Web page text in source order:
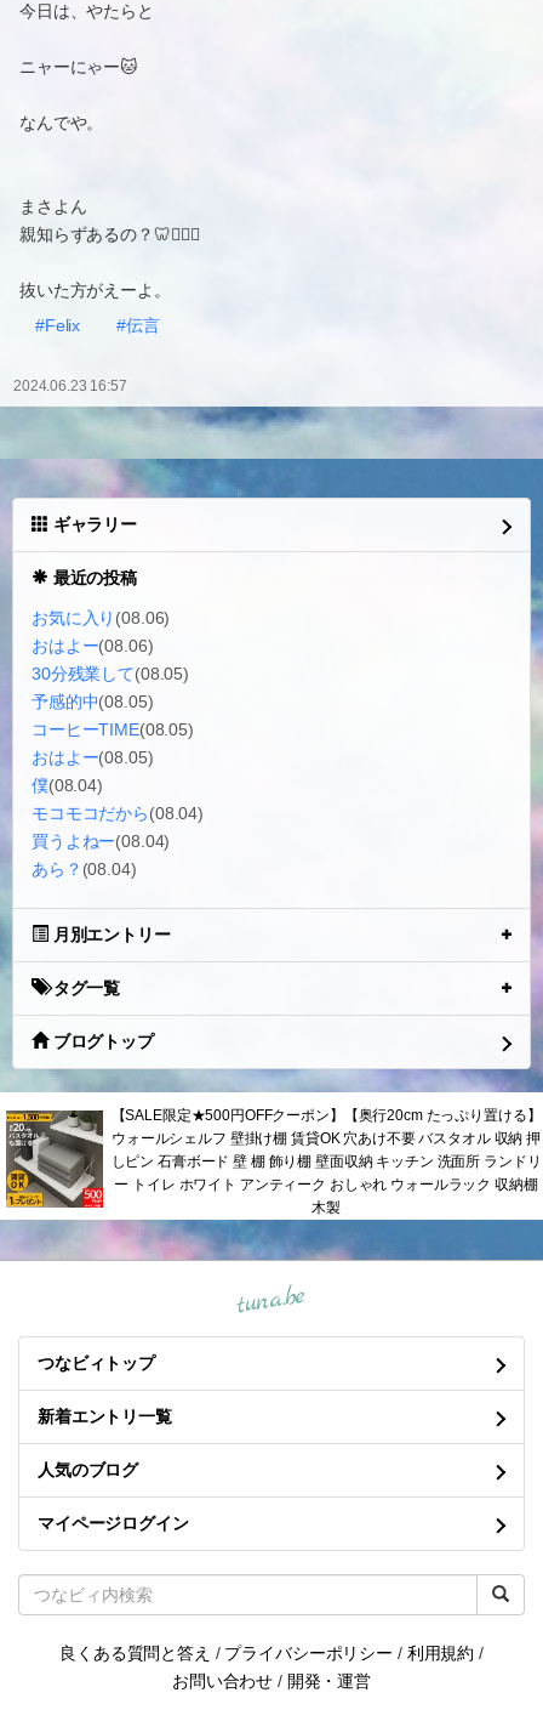
今日は、やたらと
ニャーにゃー🐱
なんでや。
まさよん
親知らずあるの？🦷👩🏻‍⚕️
抜いた方がえーよ。
#Felix
#伝言
2024.06.23 16:57
ギャラリー
最近の投稿
お気に入り (08.06)
おはよー(08.06)
30分残業して(08.05)
予感的中(08.05)
コーヒーTIME(08.05)
おはよー(08.05)
僕(08.04)
モコモコだから(08.04)
買うよねー(08.04)
あら？ (08.04)
月別エントリー
タグ一覧
ブログトップ
【SALE限定★500円OFFクーポン】【奥行20cm たっぷり置ける】
ウォールシェルフ 壁掛け棚 賃貸OK 穴あけ不要 バスタオル 収納 押
しピン 石膏ボード 壁 棚 飾り棚 壁面収納 キッチン 洗面所 ランドリ
ー トイレ ホワイト アンティーク おしゃれ ウォールラック 収納棚
木製
tuna.be
つなビィトップ
新着エントリ一覧
人気のブログ
マイページログイン
良くある質問と答え / プライバシーポリシー / 利用規約 /
お問い合わせ / 開発・運営